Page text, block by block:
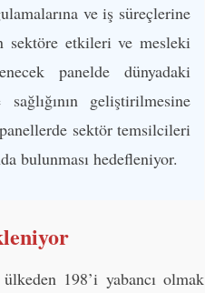
ve iş süreçlerine
sektöre etkileri ve mesleki
panelde dünyadaki
geliştirilmesine
sektör temsilcileri
bulunması hedefleniyor.
198’i yabancı olmak